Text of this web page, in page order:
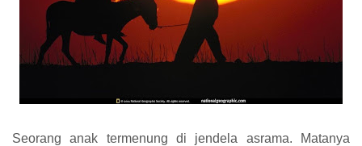
Seorang anak termenung di jendela asrama. Matanya